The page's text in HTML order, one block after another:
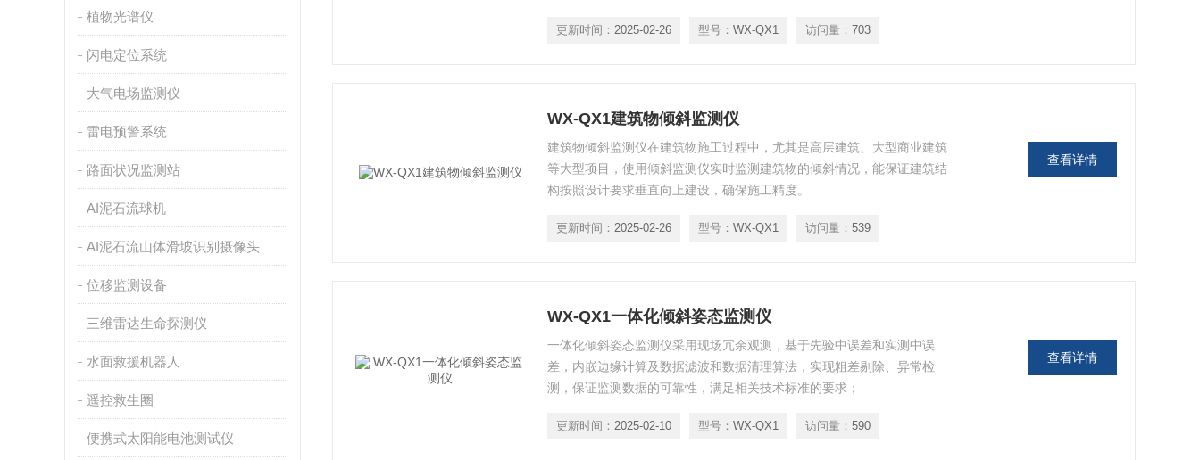
植物光谱仪
闪电定位系统
大气电场监测仪
雷电预警系统
路面状况监测站
AI泥石流球机
AI泥石流山体滑坡识别摄像头
位移监测设备
三维雷达生命探测仪
水面救援机器人
遥控救生圈
便携式太阳能电池测试仪
更新时间： 2025-02-26 型号： WX-QX1 访问量： 703
WX-QX1建筑物倾斜监测仪
建筑物倾斜监测仪在建筑物施工过程中，尤其是高层建筑、大型商业建筑
等大型项目，使用倾斜监测仪实时监测建筑物的倾斜情况，能保证建筑结
构按照设计要求垂直向上建设，确保施工精度。
更新时间： 2025-02-26 型号： WX-QX1 访问量： 539
查看详情
WX-QX1一体化倾斜姿态监测仪
一体化倾斜姿态监测仪采用现场冗余观测，基于先验中误差和实测中误
差，内嵌边缘计算及数据滤波和数据清理算法，实现粗差剔除、异常检
测，保证监测数据的可靠性，满足相关技术标准的要求；
更新时间： 2025-02-10 型号： WX-QX1 访问量： 590
查看详情